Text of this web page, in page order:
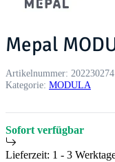
Mepal
Artikelnummer: 202230274
Kategorie: MODULA
Sofort verfügbar
Lieferzeit: 1 - 3